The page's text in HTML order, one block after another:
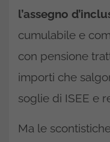
l’assegno
cumulabile e
con pensione
importi che
soglie di ISEE e
Ma le